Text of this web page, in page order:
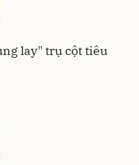
lay" trụ cột tiêu